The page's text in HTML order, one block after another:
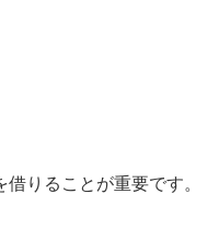
りることが重要です。